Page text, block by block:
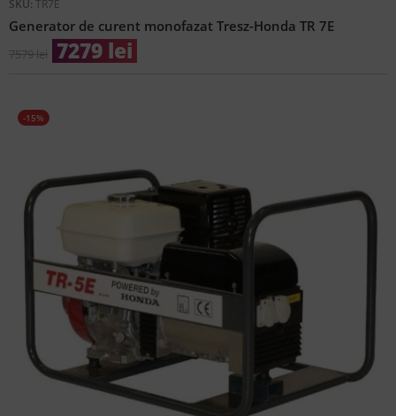
SKU: TR7E
Generator de curent monofazat Tresz-Honda TR 7E
7579lei 7279 lei
-15%